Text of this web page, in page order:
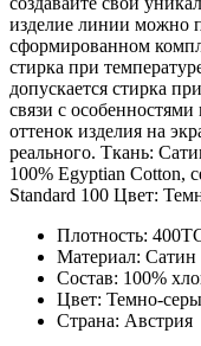
изделие линии можно
сформированном
стирка при
допускается стирка
связи с
оттенок изделия на
реального. Ткань:
100% Egyptian
Standard 100 Цвет:
Плотность:
Материал: Сатин
Состав: 100%
Цвет: Темно-
Страна: Австрия